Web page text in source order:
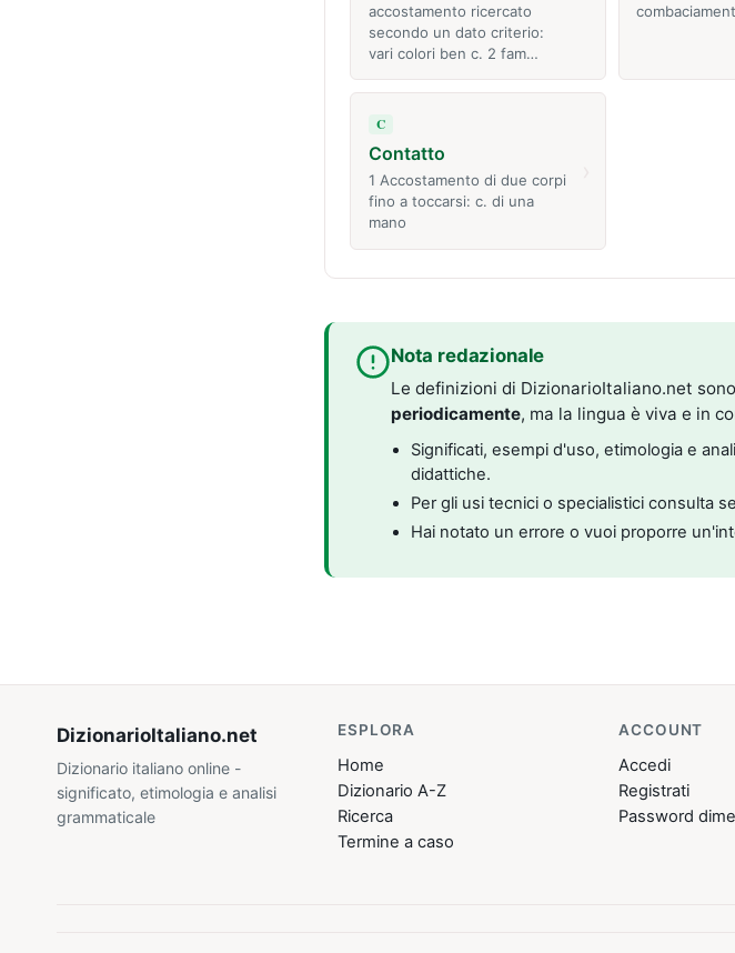
accostamento ricercato
secondo un dato criterio:
vari colori ben c. 2 fam…
C
Contatto
1 Accostamento di due corpi
fino a toccarsi: c. di una
mano
Nota redazionale
Le definizioni di DizionarioItaliano.net
periodicamente, ma la lingua è viva e in
Significati, esempi d'uso, etimologia e
didattiche.
Per gli usi tecnici o specialistici consulta
Hai notato un errore o vuoi proporre
DizionarioItaliano.net
Dizionario italiano online -
significato, etimologia e analisi
grammaticale
ESPLORA
Home
Dizionario A-Z
Ricerca
Termine a caso
ACCOUNT
Accedi
Registrati
Password